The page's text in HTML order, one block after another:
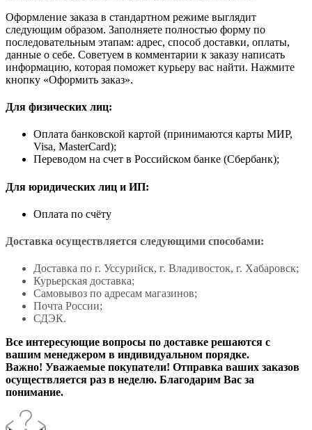
Оформление заказа в стандартном режиме выглядит
следующим образом. Заполняете полностью форму по
последовательным этапам: адрес, способ доставки, оплаты,
данные о себе. Советуем в комментарии к заказу написать
информацию, которая поможет курьеру вас найти. Нажмите
кнопку «Оформить заказ».
Для физических лиц:
Оплата банковской картой (принимаются карты МИР,
Visa, MasterCard);
Переводом на счет в Российском банке (Сбербанк);
Для юридических лиц и ИП:
Оплата по счёту
Доставка осуществляется следующими способами:
Доставка по г. Уссурийск, г. Владивосток, г. Хабаровск;
Курьерская доставка;
Самовывоз по адресам магазинов;
Почта России;
СДЭК.
Все интересующие вопросы по доставке решаются с
вашим менеджером в индивидуальном порядке.
Важно! Уважаемые покупатели! Отправка ваших заказов
осуществляется раз в неделю. Благодарим Вас за
понимание.